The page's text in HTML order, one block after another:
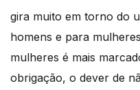
gira muito em torno do
homens e para
mulheres é mais
obrigação, o dever de